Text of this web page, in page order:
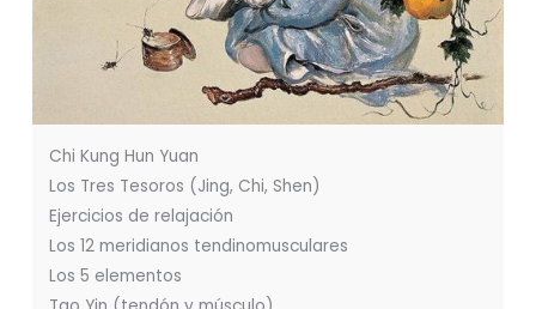
Chi Kung Hun Yuan
Los Tres Tesoros (Jing, Chi, Shen)
Ejercicios de relajación
Los 12 meridianos tendinomusculares
Los 5 elementos